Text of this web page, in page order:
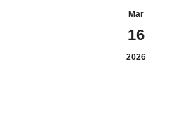
Mar
16
2026